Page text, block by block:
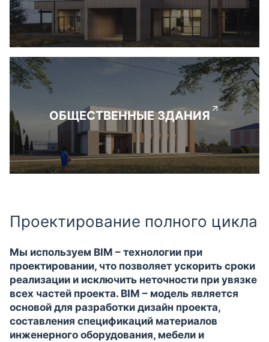
ОБЩЕСТВЕННЫЕ ЗДАНИЯ
Проектирование полного цикла
Мы используем BIM – технологии при
проектировании, что позволяет ускорить сроки
реализации и исключить неточности при увязке
всех частей проекта. BIM – модель является
основой для разработки дизайн проекта,
составления спецификаций материалов
инженерного оборудования, мебели и